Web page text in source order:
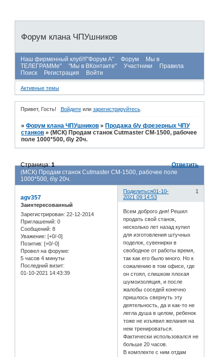
Форум клана ЧПУшников
Наш фирменный клуб!!!"Форум А" Форум
Мы в
ТЕЛЕГРАММе"
"Мы в ВКонтакте" Участники
Правила
Поиск
Регистрация Войти
Активные темы
Привет, Гость! Войдитеили зарегистрируйтесь.
»Форум клана ЧПУшников » Продажа б/у фрезерных ЧПУ
станков »(МСК) Продам станок Cutmaster CM-1500, рабочее
поле 1000*500, б\у 20ч.
(МСК) Продам станок Cutmaster CM-1500, рабочее поле
1000*500, б\у 20ч.
Страница:1 Ответить
Поделиться 1
01-10-
2021 09:14:53
agv357
Заинтересованный
Зарегистрирован: 22-12-2014
Приглашений: 0
Сообщений: 8
Уважение: [+0/-0]
Позитив: [+0/-0]
Провел на форуме:
5 часов 4 минуты
Последний визит:
01-10-2021 14:43:39
Всем доброго дня! Решил
продать свой станок,
несколько лет назад купил
для изготовления штучных
поделок, сувенирки в
свободное от работы время,
так как его было много. Но к
сожалению в том офисе, где
он стоял, слишком плохая
шумоизоляция, и после
жалобы соседей конечно
пришлось свернуть эту
деятельность, да и как-то не
легла душа в целом, ребенок
тоже не изъявил желания на
нем тренироваться.
Фактически использовался не
больше 20 часов.
В комплекте с ним отдам